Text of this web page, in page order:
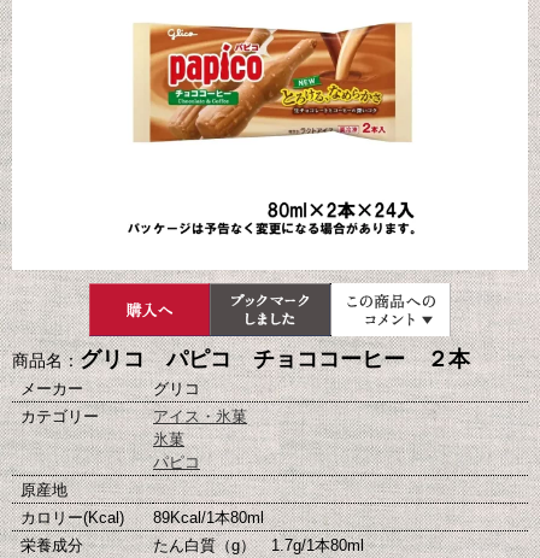
商品名：グリコ パピコ チョココーヒー ２本
メーカー
グリコ
カテゴリー
アイス・氷菓
氷菓
パピコ
原産地
カロリー(Kcal)
89Kcal/1本80ml
栄養成分
たん白質（g） 1.7g/1本80ml